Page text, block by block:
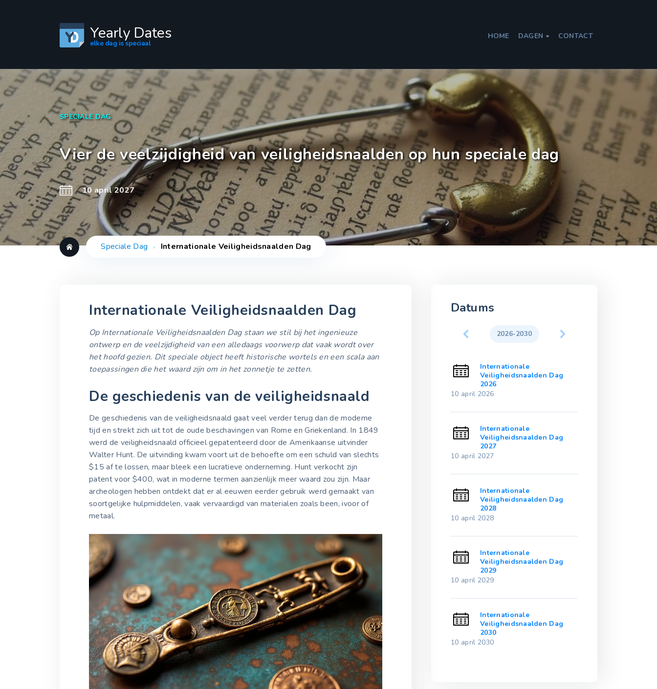
Yearly Dates
elke dag is speciaal
HOME DAGEN  CONTACT
SPECIALE DAG
Vier de veelzijdigheid van veiligheidsnaalden op hun speciale dag
10 april 2027
Speciale Dag Internationale Veiligheidsnaalden Dag
Internationale Veiligheidsnaalden Dag
Op Internationale Veiligheidsnaalden Dag staan we stil bij het ingenieuze
ontwerp en de veelzijdigheid van een alledaags voorwerp dat vaak wordt over
het hoofd gezien. Dit speciale object heeft historische wortels en een scala aan
toepassingen die het waard zijn om in het zonnetje te zetten.
De geschiedenis van de veiligheidsnaald
De geschiedenis van de veiligheidsnaald gaat veel verder terug dan de moderne
tijd en strekt zich uit tot de oude beschavingen van Rome en Griekenland. In 1849
werd de veiligheidsnaald officieel gepatenteerd door de Amerikaanse uitvinder
Walter Hunt. De uitvinding kwam voort uit de behoefte om een schuld van slechts
$15 af te lossen, maar bleek een lucratieve onderneming. Hunt verkocht zijn
patent voor $400, wat in moderne termen aanzienlijk meer waard zou zijn. Maar
archeologen hebben ontdekt dat er al eeuwen eerder gebruik werd gemaakt van
soortgelijke hulpmiddelen, vaak vervaardigd van materialen zoals been, ivoor of
metaal.
Datums
10 april 2021
Internationale
Veiligheidsnaalden Dag
2022
10 april 2022
Internationale
Veiligheidsnaalden Dag
2023
Internationale
Veiligheidsnaalden Dag
2024
10 april 2024
Internationale
Veiligheidsnaalden Dag
2025
10 april 2025
2026-2030
Internationale
Veiligheidsnaalden Dag
2026
10 april 2026
Internationale
Veiligheidsnaalden Dag
2027
10 april 2027
Internationale
Veiligheidsnaalden Dag
2028
10 april 2028
Internationale
Veiligheidsnaalden Dag
2029
10 april 2029
Internationale
Veiligheidsnaalden Dag
2030
10 april 2030